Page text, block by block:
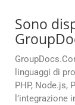
Sono
linguaggi di
PHP, Node.js,
l’integrazione